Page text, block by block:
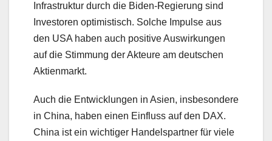
Infrastruktur durch die Biden-Regierung sind
Investoren optimistisch. Solche Impulse aus
den USA haben auch positive Auswirkungen
auf die Stimmung der Akteure am deutschen
Aktienmarkt.
Auch die Entwicklungen in Asien, insbesondere
in China, haben einen Einfluss auf den DAX.
China ist ein wichtiger Handelspartner für viele